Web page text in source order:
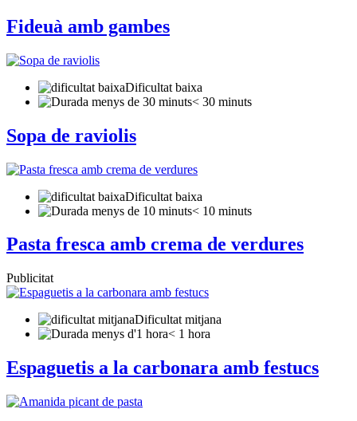
Fideuà amb gambes
Dificultat baixa
< 30 minuts
Sopa de raviolis
Dificultat baixa
< 10 minuts
Pasta fresca amb crema de verdures
Publicitat
Dificultat mitjana
< 1 hora
Espaguetis a la carbonara amb festucs